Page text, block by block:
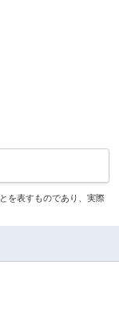
を表すものであり、実際